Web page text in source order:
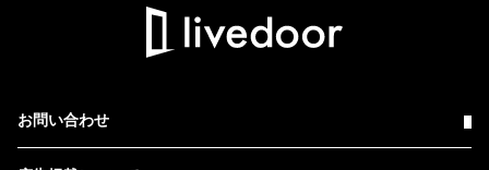
お問い合わせ